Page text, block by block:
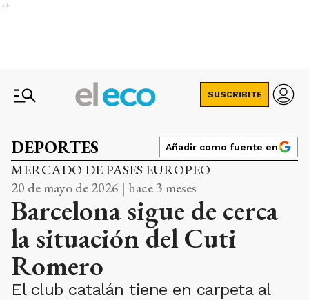
Ads
SUSCRIBITE
DEPORTES Añadir como fuente en
MERCADO DE PASES EUROPEO
20 de mayo de 2026 | hace 3 meses
Barcelona sigue de cerca
la situación del Cuti
Romero
El club catalán tiene en carpeta al